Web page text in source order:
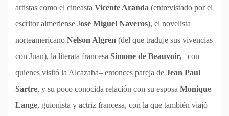
artistas como el cineasta Vicente Aranda (entrevistado por el
escritor almeriense José Miguel Naveros), el novelista
norteamericano Nelson Algren (del que traduje sus vivencias
con Juan), la literata francesa Simone de Beauvoir, –con
quienes visitó la Alcazaba– entonces pareja de Jean Paul
Sartre, y su poco conocida relación con su esposa Monique
Lange, guionista y actriz francesa, con la que también viajó